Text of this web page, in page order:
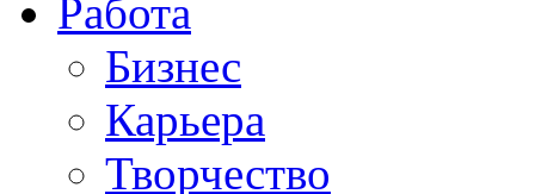
Работа
Бизнес
Карьера
Творчество